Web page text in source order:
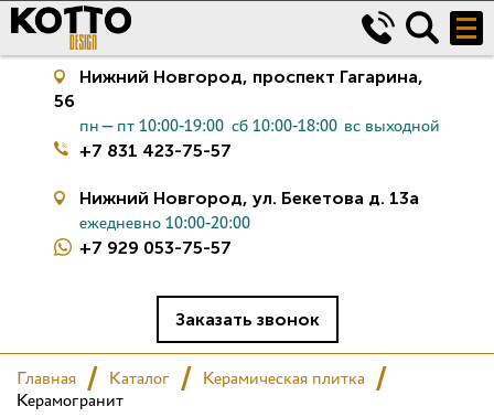
Керамическая плитка
Салон
Нижний Новгород, проспект Гагарина,
56
пн—пт 10:00-19:00 сб 10:00-18:00 вс выходной
+7 831 423-75-57
Нижний Новгород, ул. Бекетова д. 13а
ежедневно 10:00-20:00
+7 929 053-75-57
Заказать звонок
Главная Каталог
Керамическая плитка
Керамогранит